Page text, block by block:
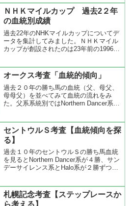
２１年のダービー馬を見ると騎手の乗り
替わりでの勝利はゼロ。しか...
ＮＨＫマイルカップ 過去2２年
の血統別成績
過去22年のNHKマイルカップについてデ
ータを集計してみました。ＮＨＫマイル
カップが創設されたのは23年前の1996
外はクラシック（皐月賞、ダービー、桜
花賞、オーク...
オークス考査「血統的傾向」
過去２０年の勝ち馬の血統（父、母父、
母母父）を並べてみて血統の流れをみ
た。父系系統別ではNorthern Dancer系７
わかる。ここ３年はTurn-...
セントウルＳ考査【血統傾向を探
る】
過去１０年のセントウルＳの勝ち馬血統
を見るとNorthern Dancer系が４勝、サン
デーサイレンス系とHalo系が２勝ずつに
ってくる。母父で...
札幌記念考査【ステップレースか
ら考える】